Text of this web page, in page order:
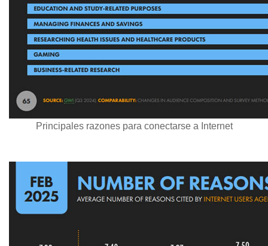
Principales razones para conectarse a Internet